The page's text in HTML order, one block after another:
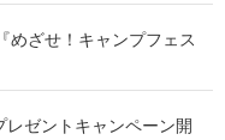
めざせ！キャンプフェス
レゼントキャンペーン開